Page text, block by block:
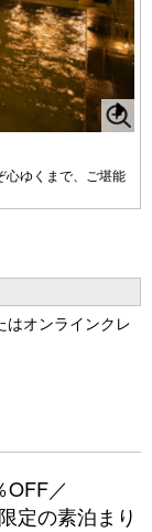
ゆくまで、ご堪能
N
e
xt
はオンラインクレ
OFF／
定の素泊まり